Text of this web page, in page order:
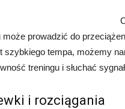
może prowadzić do
szybkiego tempa, możemy
treningu i słuchać
i rozciągania